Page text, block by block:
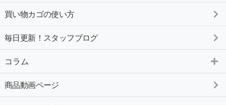
買い物カゴの使い方
毎日更新！スタッフブログ
コラム
商品動画ページ